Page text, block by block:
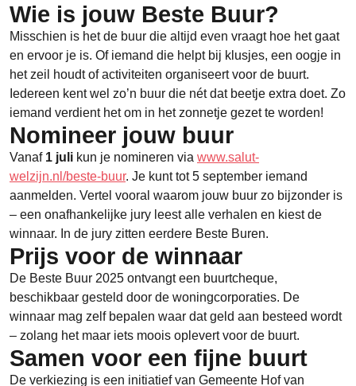
Wie is jouw Beste Buur?
Misschien is het de buur die altijd even vraagt hoe het gaat
en ervoor je is. Of iemand die helpt bij klusjes, een oogje in
het zeil houdt of activiteiten organiseert voor de buurt.
Iedereen kent wel zo’n buur die nét dat beetje extra doet. Zo
iemand verdient het om in het zonnetje gezet te worden!
Nomineer jouw buur
Vanaf 1 juli kun je nomineren via www.salut-
welzijn.nl/beste-buur. Je kunt tot 5 september iemand
aanmelden. Vertel vooral waarom jouw buur zo bijzonder is
– een onafhankelijke jury leest alle verhalen en kiest de
winnaar. In de jury zitten eerdere Beste Buren.
Prijs voor de winnaar
De Beste Buur 2025 ontvangt een buurtcheque,
beschikbaar gesteld door de woningcorporaties. De
winnaar mag zelf bepalen waar dat geld aan besteed wordt
– zolang het maar iets moois oplevert voor de buurt.
Samen voor een fijne buurt
De verkiezing is een initiatief van Gemeente Hof van